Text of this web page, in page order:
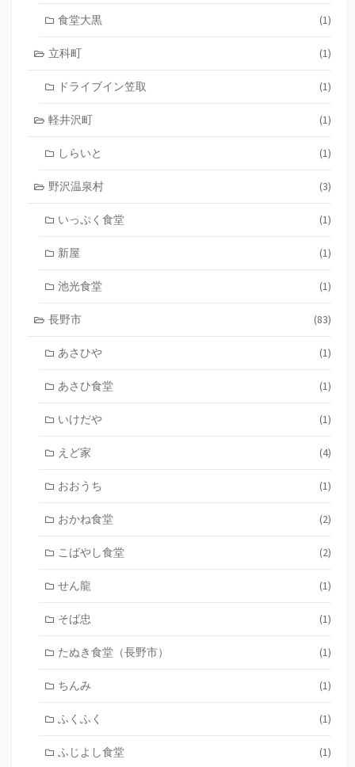
食堂大黒 (1)
立科町 (1)
ドライブイン笠取 (1)
軽井沢町 (1)
しらいと (1)
野沢温泉村 (3)
いっぷく食堂 (1)
新屋 (1)
池光食堂 (1)
長野市 (83)
あさひや (1)
あさひ食堂 (1)
いけだや (1)
えど家 (4)
おおうち (1)
おかね食堂 (2)
こばやし食堂 (2)
せん龍 (1)
そば忠 (1)
たぬき食堂（長野市） (1)
ちんみ (1)
ふくふく (1)
ふじよし食堂 (1)